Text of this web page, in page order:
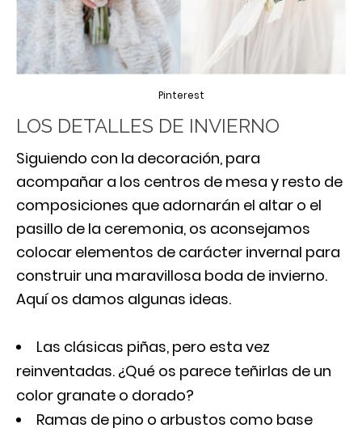
Pinterest
LOS DETALLES DE INVIERNO
Siguiendo con la decoración, para
acompañar a los centros de mesa y resto de
composiciones que adornarán el altar o el
pasillo de la ceremonia, os aconsejamos
colocar elementos de carácter invernal para
construir una maravillosa boda de invierno.
Aquí os damos algunas ideas.
Las clásicas piñas, pero esta vez
reinventadas. ¿Qué os parece teñirlas de un
color granate o dorado?
Ramas de pino o arbustos como base